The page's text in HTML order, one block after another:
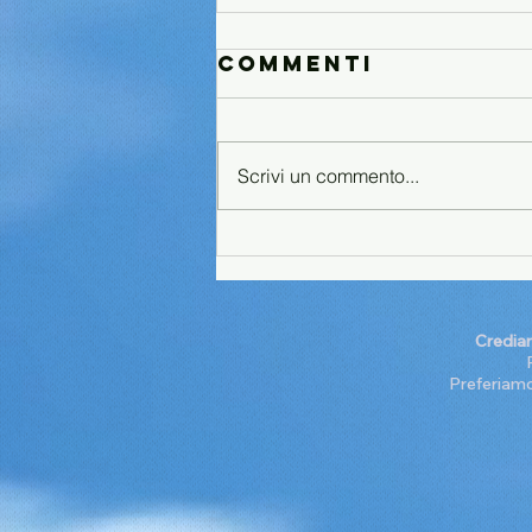
Il Manifesto
dell'Economia
Collaborativa
Commenti
Scrivi un commento...